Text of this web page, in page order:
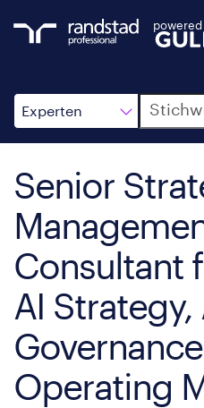
powered
Experten
Suche
Senior
Consultant
AI Strategy,
Operating